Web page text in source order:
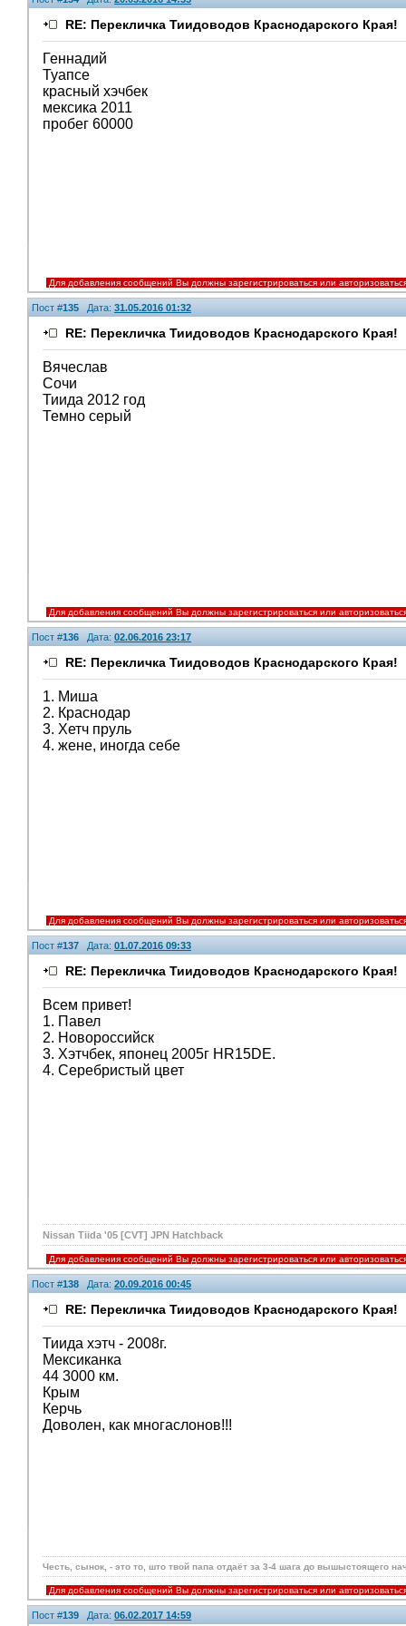
RE: Перекличка Тиидоводов Краснодарского Края!
Геннадий
Туапсе
красный хэчбек
мексика 2011
пробег 60000
Для добавления сообщений Вы должны зарегистрироваться или
Пост #135 Дата: 31.05.2016 01:32
RE: Перекличка Тиидоводов Краснодарского Края!
Вячеслав
Сочи
Тиида 2012 год
Темно серый
Для добавления сообщений Вы должны зарегистрироваться или
Пост #136 Дата: 02.06.2016 23:17
RE: Перекличка Тиидоводов Краснодарского Края!
1. Миша
2. Краснодар
3. Хетч пруль
4. жене, иногда себе
Для добавления сообщений Вы должны зарегистрироваться или
Пост #137 Дата: 01.07.2016 09:33
RE: Перекличка Тиидоводов Краснодарского Края!
Всем привет!
1. Павел
2. Новороссийск
3. Хэтчбек, японец 2005г HR15DE.
4. Серебристый цвет
Nissan Tiida '05 [CVT] JPN Hatchback
Для добавления сообщений Вы должны зарегистрироваться или
Пост #138 Дата: 20.09.2016 00:45
RE: Перекличка Тиидоводов Краснодарского Края!
Тиида хэтч - 2008г.
Мексиканка
44 3000 км.
Крым
Керчь
Доволен, как многаслонов!!!
Честь, сынок, - это то, што твой папа отдаёт за 3-4 шага до вышыстоящего
Для добавления сообщений Вы должны зарегистрироваться или
Пост #139 Дата: 06.02.2017 14:59